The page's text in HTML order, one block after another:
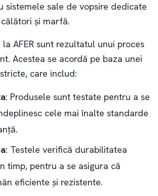
sistemele sale de vopsire dedicate
și marfă.
AFER sunt rezultatul unui proces
Acestea se acordă pe baza unei
care includ:
: Produsele sunt testate pentru a se
cele mai înalte standarde
: Testele verifică durabilitatea
timp, pentru a se asigura că
eficiente și rezistente.